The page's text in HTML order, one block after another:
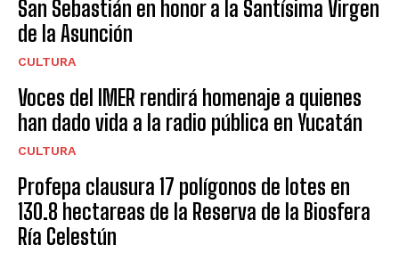
San Sebastián en honor a la Santísima Virgen
de la Asunción
CULTURA
Voces del IMER rendirá homenaje a quienes
han dado vida a la radio pública en Yucatán
CULTURA
Profepa clausura 17 polígonos de lotes en
130.8 hectareas de la Reserva de la Biosfera
Ría Celestún